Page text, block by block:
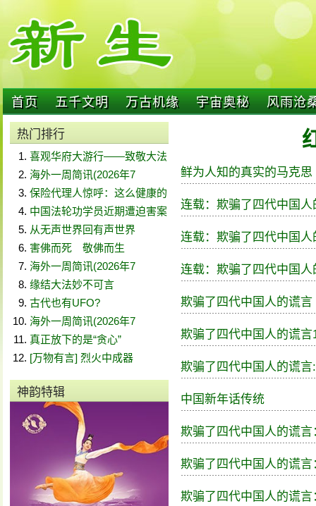
首页 五千文明 万古机缘 宇宙奥秘 风雨沧
热门排行
喜观华府大游行——致敬大法
海外一周简讯(2026年7
保险代理人惊呼：这么健康的
中国法轮功学员近期遭迫害案
从无声世界回有声世界
害佛而死 敬佛而生
海外一周简讯(2026年7
缘结大法妙不可言
古代也有UFO?
海外一周简讯(2026年7
真正放下的是“贪心”
[万物有言] 烈火中成器
神韵特辑
鲜为人知的真实的马克思
连载：欺骗了四代中国
连载：欺骗了四代中国
连载：欺骗了四代中国
欺骗了四代中国人的谎言
欺骗了四代中国人的谎言
欺骗了四代中国人的谎
中国新年话传统
欺骗了四代中国人的谎言
欺骗了四代中国人的谎言
欺骗了四代中国人的谎言